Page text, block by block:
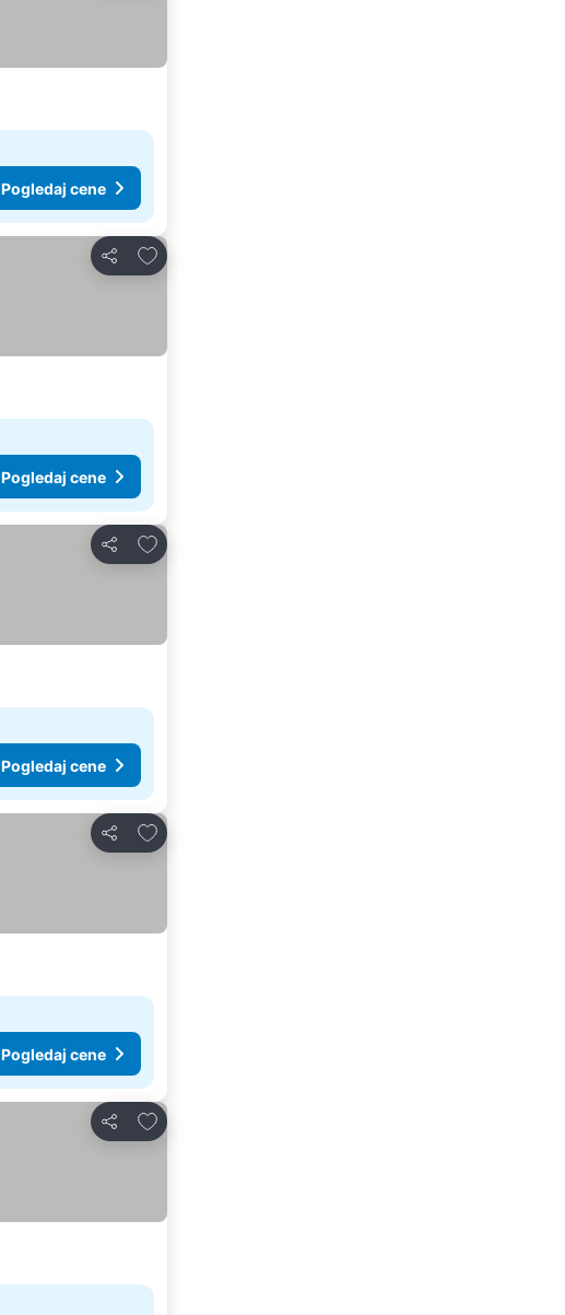
Pogledaj cene
Deli
Dodati u favorite
Pogledaj cene
Deli
Dodati u favorite
Pogledaj cene
Deli
Dodati u favorite
Pogledaj cene
Deli
Dodati u favorite